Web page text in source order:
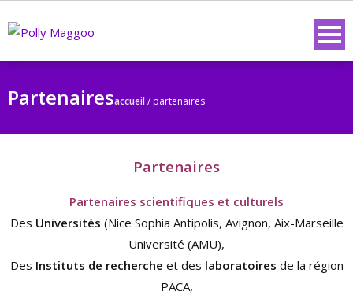
Partenairesaccueil/partenaires
Partenaires
Partenaires scientifiques et culturels
Des Universités (Nice Sophia Antipolis, Avignon, Aix-Marseille
Université (AMU),
Des Instituts de recherche et des laboratoires de la région
PACA,